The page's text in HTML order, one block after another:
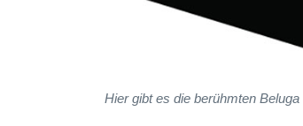
Hier gibt es die berühmten